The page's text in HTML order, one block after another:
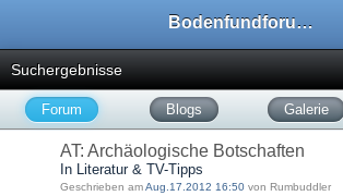
Bodenfundforum.com
Suchergebnisse
Forum Blogs Galerie
AT: Archäologische Botschaften
In Literatur & TV-Tipps
Geschrieben amAug.17.2012 16:50 von Rumbuddler